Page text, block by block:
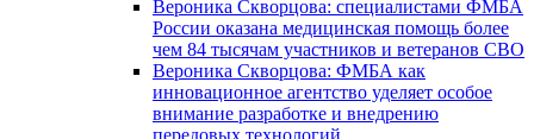
Вероника Скворцова: специалистами ФМБА
России оказана медицинская помощь более
чем 84 тысячам участников и ветеранов СВО
Вероника Скворцова: ФМБА как
инновационное агентство уделяет особое
внимание разработке и внедрению
передовых технологий